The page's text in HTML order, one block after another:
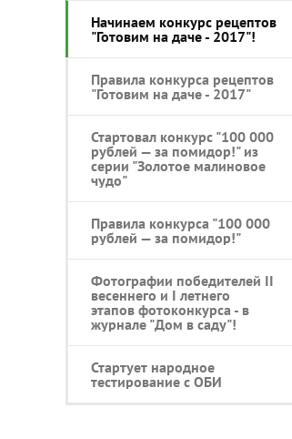
Начинаем конкурс рецептов
"Готовим на даче - 2017"!
Правила конкурса рецептов
"Готовим на даче - 2017"
Стартовал конкурс "100 000
рублей — за помидор!" из
серии "Золотое малиновое
чудо"
Правила конкурса "100 000
рублей — за помидор!"
Фотографии победителей II
весеннего и I летнего
этапов фотоконкурса - в
журнале "Дом в саду"!
Стартует народное
тестирование с ОБИ